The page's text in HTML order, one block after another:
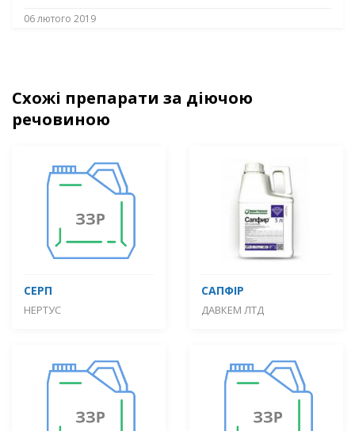
06 лютого 2019
Схожі препарати за діючою
речовиною
СЕРП
НЕРТУС
САПФІР
ДАВКЕМ ЛТД